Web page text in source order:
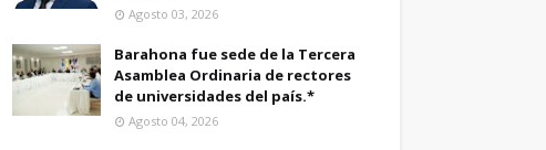
Agosto 03, 2026
Barahona fue sede de la Tercera
Asamblea Ordinaria de rectores
de universidades del país.*
Agosto 04, 2026